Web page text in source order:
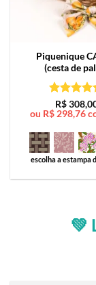
Piquenique
(cesta de
de 5
R$
ou R$298,76
escolha a estampa
💚